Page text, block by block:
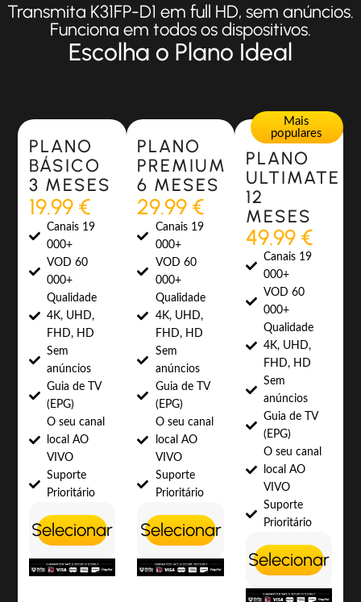
Transmita K31FP-D1 em full HD, sem anúncios.
Funciona em todos os dispositivos.
Escolha o Plano Ideal
Most Popular
PLANO
BÁSICO
3 MESES
19.99 €
Canais 19
000+
VOD 60
000+
Qualidade
4K, UHD,
FHD, HD
Sem
anúncios
Guia de TV
(EPG)
O seu canal
local AO
VIVO
Suporte
Prioritário
Selecionar
Most Popular
PLANO
PREMIUM
6 MESES
29.99 €
Canais 19
000+
VOD 60
000+
Qualidade
4K, UHD,
FHD, HD
Sem
anúncios
Guia de TV
(EPG)
O seu canal
local AO
VIVO
Suporte
Prioritário
Selecionar
Mais
populares
PLANO
ULTIMATE
12
MESES
49.99 €
Canais 19
000+
VOD 60
000+
Qualidade
4K, UHD,
FHD, HD
Sem
anúncios
Guia de TV
(EPG)
O seu canal
local AO
VIVO
Suporte
Prioritário
Selecionar